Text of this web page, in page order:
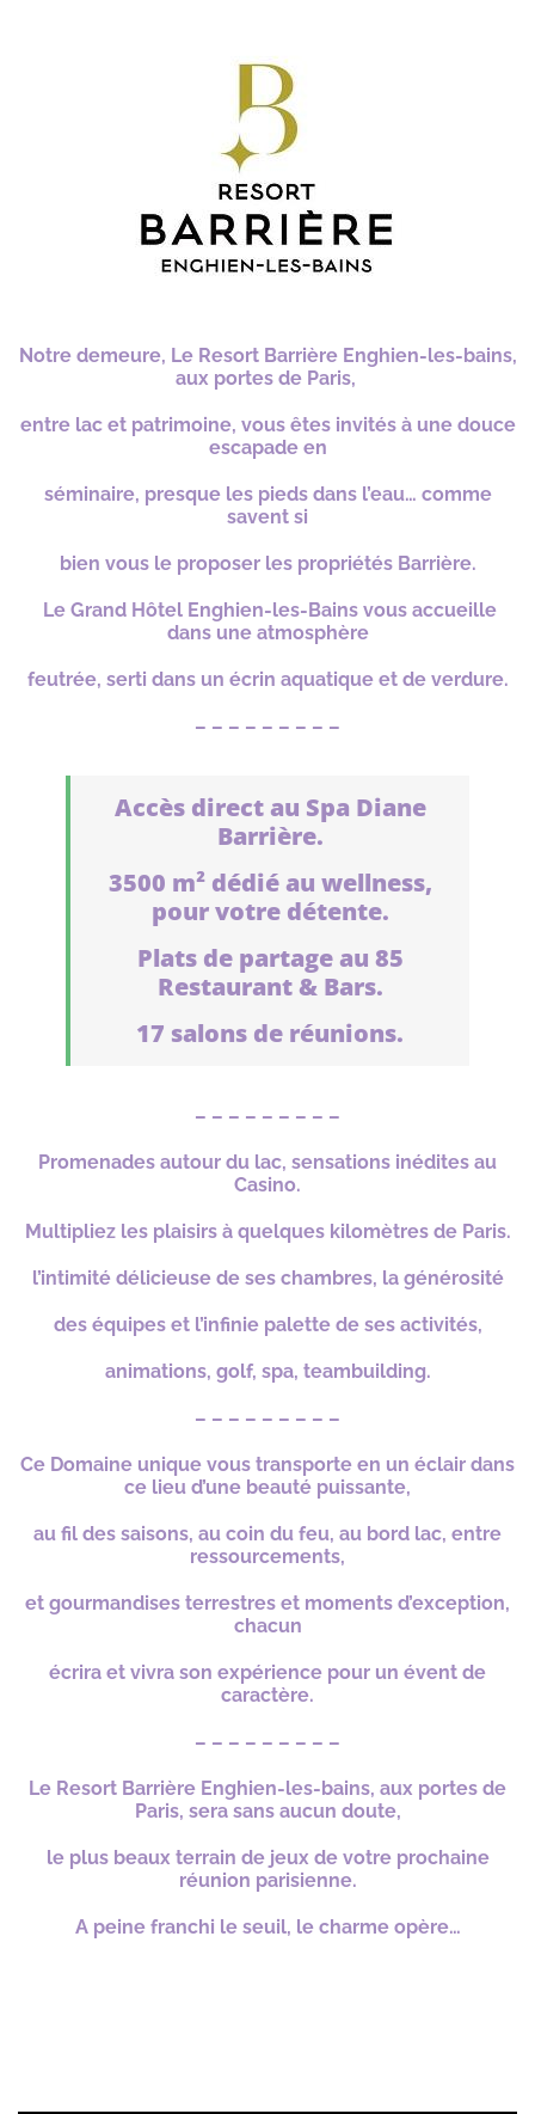
Notre demeure, Le Resort Barrière Enghien-les-bains,
aux portes de Paris,
entre lac et patrimoine, vous êtes invités à une douce
escapade en
séminaire, presque les pieds dans l’eau… comme
savent si
bien vous le proposer les propriétés Barrière.
Le Grand Hôtel Enghien-les-Bains vous accueille
dans une atmosphère
feutrée, serti dans un écrin aquatique et de verdure.
– – – – – – – – –
Accès direct au Spa Diane
Barrière.
3500 m² dédié au wellness,
pour votre détente.
Plats de partage au 85
Restaurant & Bars.
17 salons de réunions.
– – – – – – – – –
Promenades autour du lac, sensations inédites au
Casino.
Multipliez les plaisirs à quelques kilomètres de Paris.
l’intimité délicieuse de ses chambres, la générosité
des équipes et l’infinie palette de ses activités,
animations, golf, spa, teambuilding.
– – – – – – – – –
Ce Domaine unique vous transporte en un éclair dans
ce lieu d’une beauté puissante,
au fil des saisons, au coin du feu, au bord lac, entre
ressourcements,
et gourmandises terrestres et moments d’exception,
chacun
écrira et vivra son expérience pour un évent de
caractère.
– – – – – – – – –
Le Resort Barrière Enghien-les-bains, aux portes de
Paris, sera sans aucun doute,
le plus beaux terrain de jeux de votre prochaine
réunion parisienne.
A peine franchi le seuil, le charme opère…